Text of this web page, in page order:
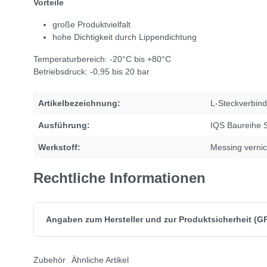
Vorteile
große Produktvielfalt
hohe Dichtigkeit durch Lippendichtung
Temperaturbereich: -20°C bis +80°C
Betriebsdruck: -0,95 bis 20 bar
Artikelbezeichnung: L-
Ausführung: IQS Baureihe
Werkstoff: Messing
Rechtliche Informationen
Angaben zum Hersteller und zur Produktsicherheit
Zubehör Ähnliche Artikel